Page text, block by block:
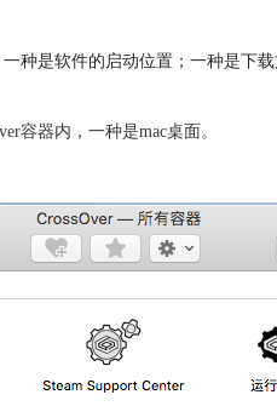
种是软件的启动位置；一种是下载
容器内，一种是mac桌面。